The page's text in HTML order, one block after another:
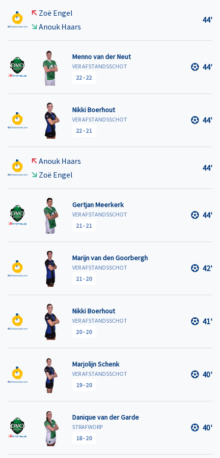
Zoë Engel
Anouk Haars
44'
Menno van der Neut
VER AFSTANDSSCHOT
22-22
44'
Nikki Boerhout
VER AFSTANDSSCHOT
22-21
44'
Anouk Haars
Zoë Engel
44'
Gertjan Meerkerk
VER AFSTANDSSCHOT
21-21
44'
Marijn van den Goorbergh
VER AFSTANDSSCHOT
21-20
42'
Nikki Boerhout
VER AFSTANDSSCHOT
20-20
41'
Marjolijn Schenk
VER AFSTANDSSCHOT
19-20
40'
Danique van der Garde
STRAFWORP
18-20
40'